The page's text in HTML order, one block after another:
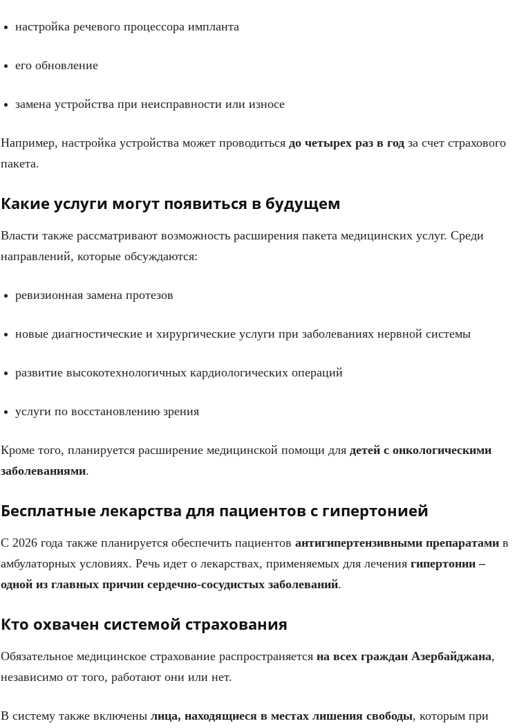
настройка речевого процессора импланта
его обновление
замена устройства при неисправности или износе
Например, настройка устройства может проводиться до четырех раз в год за счет страхового
пакета.
Какие услуги могут появиться в будущем
Власти также рассматривают возможность расширения пакета медицинских услуг. Среди
направлений, которые обсуждаются:
ревизионная замена протезов
новые диагностические и хирургические услуги при заболеваниях нервной системы
развитие высокотехнологичных кардиологических операций
услуги по восстановлению зрения
Кроме того, планируется расширение медицинской помощи для детей с онкологическими
заболеваниями.
Бесплатные лекарства для пациентов с гипертонией
С 2026 года также планируется обеспечить пациентов антигипертензивными препаратами в
амбулаторных условиях. Речь идет о лекарствах, применяемых для лечения гипертонии –
одной из главных причин сердечно-сосудистых заболеваний.
Кто охвачен системой страхования
Обязательное медицинское страхование распространяется на всех граждан Азербайджана,
независимо от того, работают они или нет.
В систему также включены лица, находящиеся в местах лишения свободы, которым при